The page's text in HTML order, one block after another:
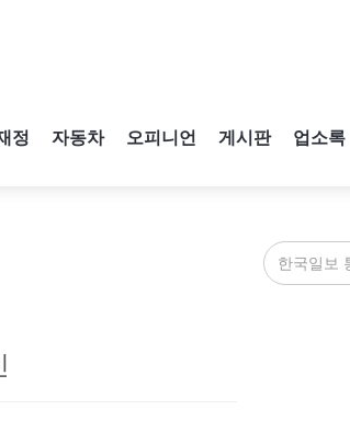
정 자동차 오피니언 게시판 업소록